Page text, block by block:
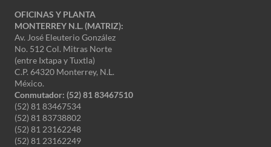
OFICINAS Y PLANTA
MONTERREY N.L. (MATRIZ):
Av. José Eleuterio González
No. 512 Col. Mitras Norte
(entre Ixtapa y Tuxtla)
C.P. 64320 Monterrey, N.L.
México.
Conmutador: (52) 81 83467510
(52) 81 83467534
(52) 81 83738802
(52) 81 23162248
(52) 81 23162249